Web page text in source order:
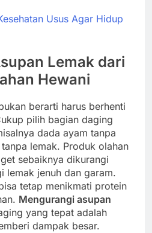
Usus Agar Hidup
Lemak dari
Hewani
berarti harus berhenti
pilih bagian daging
dada ayam tanpa
lemak. Produk olahan
sebaiknya dikurangi
lemak jenuh dan garam.
tetap menikmati protein
Mengurangi asupan
yang tepat adalah
dampak besar.